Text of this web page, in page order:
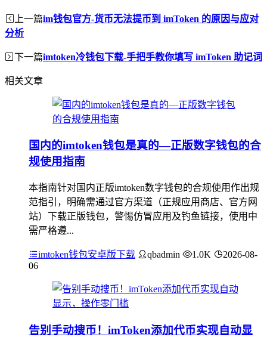
上一篇im钱包官方-货币无法提币到 imToken 的原因与应对
分析
下一篇imtoken冷钱包下载-手把手教你填写 imToken 助记词
相关文章
国内的imtoken钱包是真的—正版数字钱包的合
规使用指南
本指南针对国内正版imtoken数字钱包的合规使用作出规
范指引，明确需通过官方渠道（正规应用商店、官方网
站）下载正版钱包，警惕仿冒应用及钓鱼链接，使用中
需严格遵...
imtoken钱包安卓版下载 qbadmin 1.0K
2026-08-
06
告别手动搜币！imToken添加代币实现自动显